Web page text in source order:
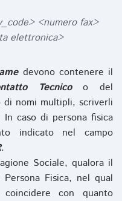
<numero fax>
elettronica>
devono contenere il
Tecnicoo del
di nomi multipli, scriverli
caso di persona fisica
indicato nel campo
.
Sociale, qualora il
Fisica, nel qual
con quanto